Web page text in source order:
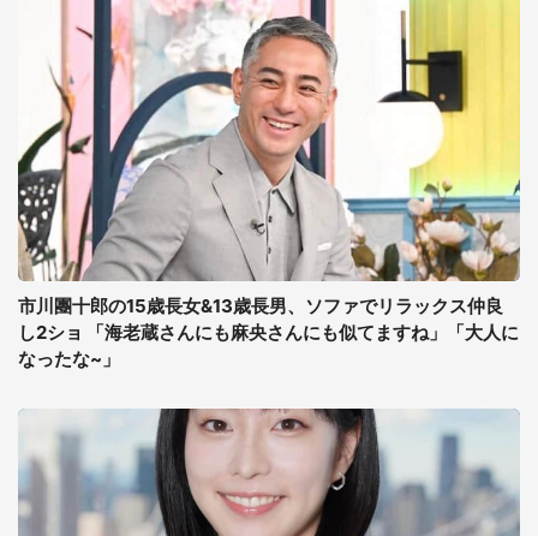
市川團十郎の15歳長女&13歳長男、ソファでリラックス仲良
し2ショ 「海老蔵さんにも麻央さんにも似てますね」「大人に
なったな~」